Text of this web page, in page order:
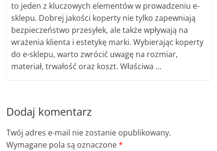
to jeden z kluczowych elementów w prowadzeniu e-
sklepu. Dobrej jakości koperty nie tylko zapewniają
bezpieczeństwo przesyłek, ale także wpływają na
wrażenia klienta i estetykę marki. Wybierając koperty
do e-sklepu, warto zwrócić uwagę na rozmiar,
materiał, trwałość oraz koszt. Właściwa …
Dodaj komentarz
Twój adres e-mail nie zostanie opublikowany.
Wymagane pola są oznaczone*